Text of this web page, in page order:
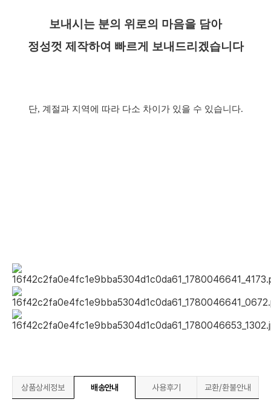
보내시는 분의 위로의 마음을 담아
정성껏 제작하여 빠르게 보내드리겠습니다
단, 계절과 지역에 따라 다소 차이가 있을 수 있습니다.
상품상세정보 배송안내 사용후기 교환/환불안내